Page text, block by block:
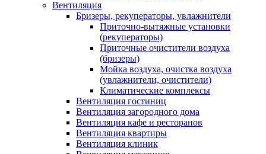
Вентиляция
Бризеры, рекуператоры, увлажнители
Приточно-вытяжные установки
(рекуператоры)
Приточные очистители воздуха
(бризеры)
Мойка воздуха, очистка воздуха
(увлажнители, очистители)
Климатические комплексы
Вентиляция гостиниц
Вентиляция загородного дома
Вентиляция кафе и ресторанов
Вентиляция квартиры
Вентиляция клиник